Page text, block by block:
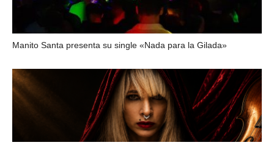
Manito Santa presenta su single «Nada para la Gilada»